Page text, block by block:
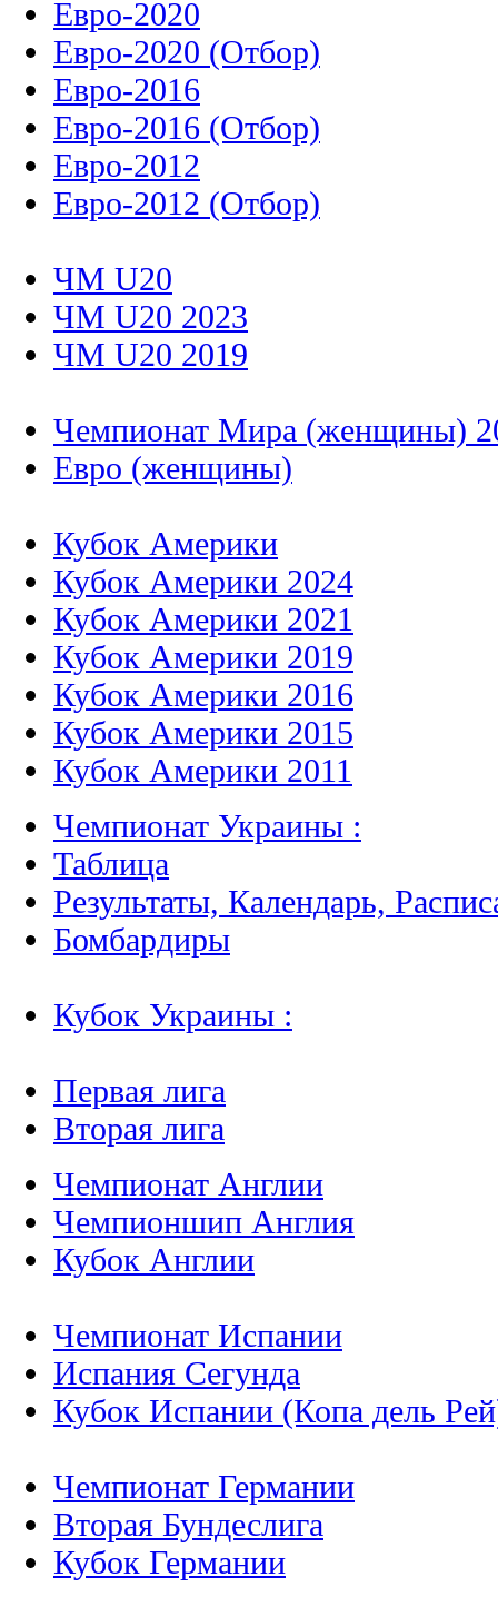
Евро-2020
Евро-2020 (Отбор)
Евро-2016
Евро-2016 (Отбор)
Евро-2012
Евро-2012 (Отбор)
ЧМ U20
ЧМ U20 2023
ЧМ U20 2019
Чемпионат Мира (женщины)
Евро (женщины)
Кубок Америки
Кубок Америки 2024
Кубок Америки 2021
Кубок Америки 2019
Кубок Америки 2016
Кубок Америки 2015
Кубок Америки 2011
Чемпионат Украины :
Таблица
Результаты, Календарь,
Бомбардиры
Кубок Украины :
Первая лига
Вторая лига
Чемпионат Англии
Чемпионшип Англия
Кубок Англии
Чемпионат Испании
Испания Сегунда
Кубок Испании (Копа дель
Чемпионат Германии
Вторая Бундеслига
Кубок Германии